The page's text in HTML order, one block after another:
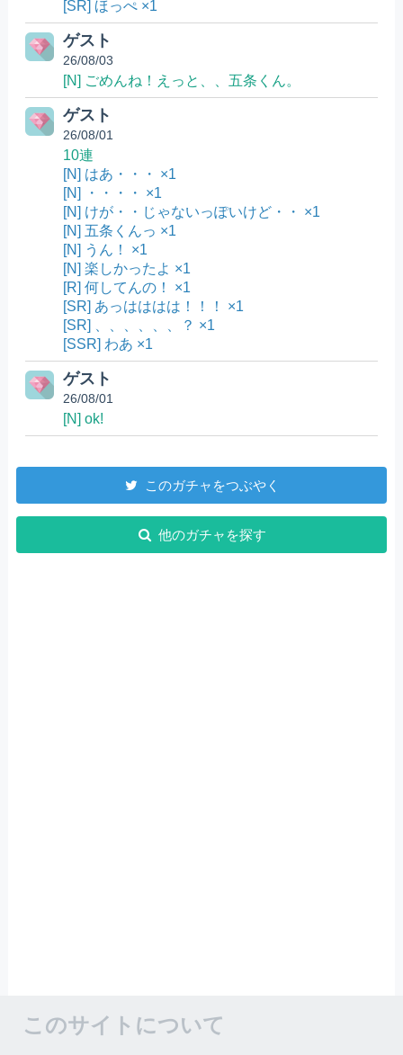
[SR] ほっぺ ×1
ゲスト
26/08/03
[N] ごめんね！えっと、、五条くん。
ゲスト
26/08/01
10連
[N] はあ・・・ ×1
[N] ・・・・ ×1
[N] けが・・じゃないっぽいけど・・ ×1
[N] 五条くんっ ×1
[N] うん！ ×1
[N] 楽しかったよ ×1
[R] 何してんの！ ×1
[SR] あっはははは！！！ ×1
[SR] 、、、、、、？ ×1
[SSR] わあ ×1
ゲスト
26/08/01
[N] ok!
このガチャをつぶやく
他のガチャを探す
このサイトについて